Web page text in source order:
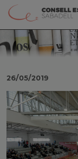
26/05/2019